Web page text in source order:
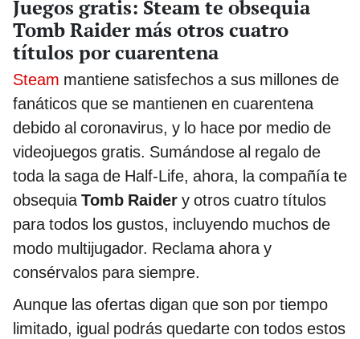
Juegos gratis: Steam te obsequia
Tomb Raider más otros cuatro
títulos por cuarentena
Steam mantiene satisfechos a sus millones de
fanáticos que se mantienen en cuarentena
debido al coronavirus, y lo hace por medio de
videojuegos gratis. Sumándose al regalo de
toda la saga de Half-Life, ahora, la compañía te
obsequia Tomb Raider y otros cuatro títulos
para todos los gustos, incluyendo muchos de
modo multijugador. Reclama ahora y
consérvalos para siempre.
Aunque las ofertas digan que son por tiempo
limitado, igual podrás quedarte con todos estos